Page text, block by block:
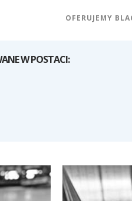
OFERUJEMY
W POSTACI: